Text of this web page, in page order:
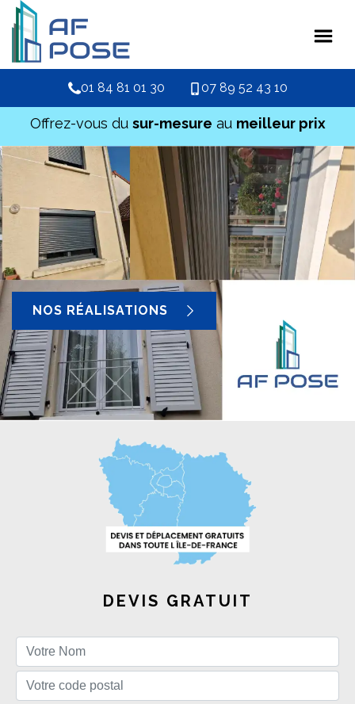
01 84 81 01 30 07 89 52 43 10
Offrez-vous du sur-mesure au meilleur prix
NOS RÉALISATIONS
DEVIS GRATUIT